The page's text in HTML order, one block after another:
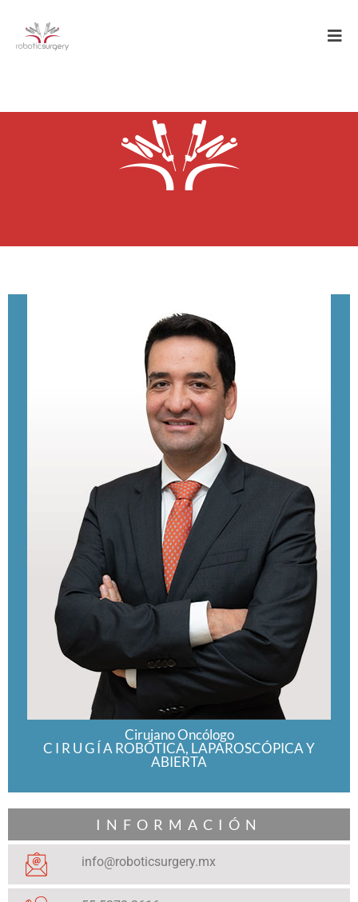
Cirujano Oncólogo
C I R U G Í A ROBÓTICA, LAPAROSCÓPICA Y
ABIERTA
INFORMACIÓN
info@roboticsurgery.mx